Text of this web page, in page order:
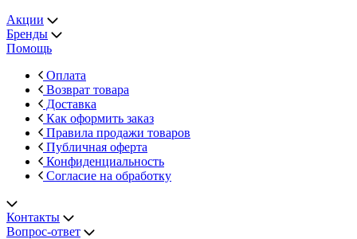
Акции
Бренды
Помощь
Оплата
Возврат товара
Доставка
Как оформить заказ
Правила продажи товаров
Публичная оферта
Конфиденциальность
Согласие на обработку
Контакты
Вопрос-ответ